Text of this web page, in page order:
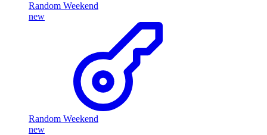
Random Weekend
new
Random Weekend
new